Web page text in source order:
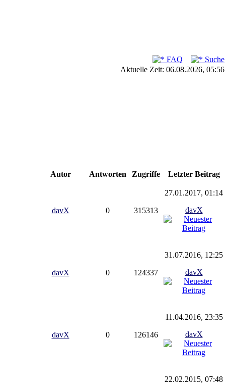
FAQ
Suche
Aktuelle Zeit: 06.08.2026, 05:56
Autor Antworten Zugriffe Letzter Beitrag
davX 0 315313
27.01.2017, 01:14
davX
davX 0 124337
31.07.2016, 12:25
davX
davX 0 126146
11.04.2016, 23:35
davX
22.02.2015, 07:48